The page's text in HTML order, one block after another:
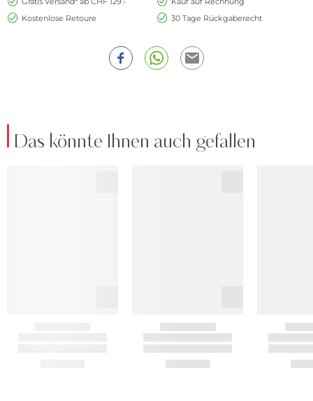
Kostenlose Retoure
30 Tage Rückgaberecht
Das könnte Ihnen auch gefallen